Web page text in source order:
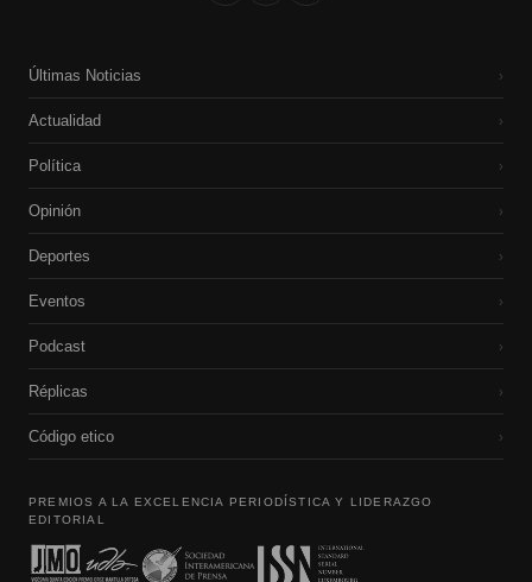
Últimas Noticias ›
Actualidad ›
Política ›
Opinión ›
Deportes ›
Eventos ›
Podcast ›
Réplicas ›
Código etico ›
PREMIOS A LA EXCELENCIA PERIODÍSTICA Y LIDERAZGO
EDITORIAL